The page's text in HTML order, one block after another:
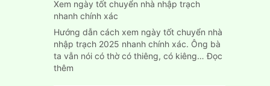
Dương
Xem ngày tốt chuyển nhà nhập trạch
nhanh chính xác
Hướng dẫn cách xem ngày tốt chuyển nhà
nhập trạch 2025 nhanh chính xác. Ông bà
ta vẫn nói có thờ có thiêng, có kiêng…Đọc
thêm: